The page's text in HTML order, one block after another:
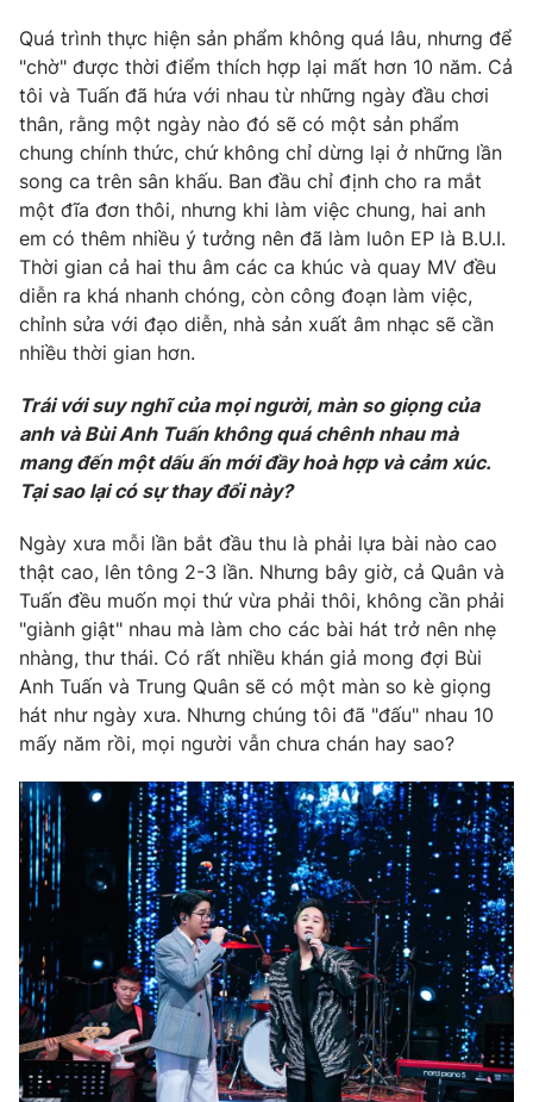
Khán giả
Giải sao mai
Sao
Du lịch
Làm đẹp
Chất lượng cuộc sống
Giáo dục
Tuyển sinh
Học trực tuyến
Công nghệ
Hitech Công nghệ tương lai
Sản phẩm
Thị trường
Tư vấn
Giao lưu trực tuyến
Lịch phát sóng
Chuyên mục khác
Photo Infographic
VTV Money VTV Thể thao
VTV Sức khoẻ Bất động sản
Thị trường 24h Tấm lòng Việt
VTV4 Vươn mình bằng AI
VTV9 VTV8
Liên hệ tòa soạn English
THỜI BÁO VTV
Quá trình thực hiện sản phẩm không quá lâu, nhưng để
"chờ" được thời điểm thích hợp lại mất hơn 10 năm. Cả
tôi và Tuấn đã hứa với nhau từ những ngày đầu chơi
thân, rằng một ngày nào đó sẽ có một sản phẩm
chung chính thức, chứ không chỉ dừng lại ở những lần
song ca trên sân khấu. Ban đầu chỉ định cho ra mắt
một đĩa đơn thôi, nhưng khi làm việc chung, hai anh
em có thêm nhiều ý tưởng nên đã làm luôn EP là B.U.I.
Thời gian cả hai thu âm các ca khúc và quay MV đều
diễn ra khá nhanh chóng, còn công đoạn làm việc,
chỉnh sửa với đạo diễn, nhà sản xuất âm nhạc sẽ cần
nhiều thời gian hơn.
Trái với suy nghĩ của mọi người, màn so giọng của
anh và Bùi Anh Tuấn không quá chênh nhau mà
mang đến một dấu ấn mới đầy hoà hợp và cảm xúc.
Tại sao lại có sự thay đổi này?
Ngày xưa mỗi lần bắt đầu thu là phải lựa bài nào cao
thật cao, lên tông 2-3 lần. Nhưng bây giờ, cả Quân và
Tuấn đều muốn mọi thứ vừa phải thôi, không cần phải
"giành giật" nhau mà làm cho các bài hát trở nên nhẹ
nhàng, thư thái. Có rất nhiều khán giả mong đợi Bùi
Anh Tuấn và Trung Quân sẽ có một màn so kè giọng
hát như ngày xưa. Nhưng chúng tôi đã "đấu" nhau 10
mấy năm rồi, mọi người vẫn chưa chán hay sao?